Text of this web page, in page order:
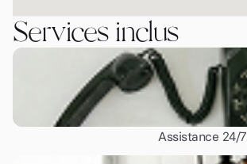
Services inclus
Assistance 24/7